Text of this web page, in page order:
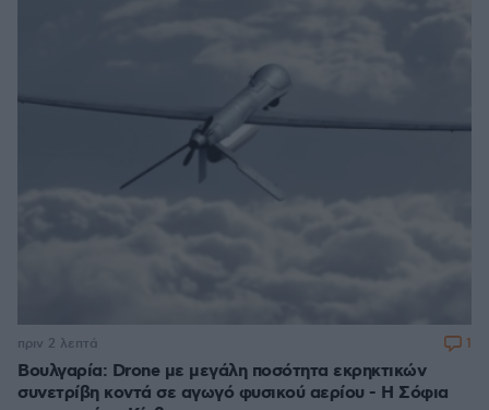
Βουλγαρία: Drone με μεγάλη ποσότητα εκρηκτικών
συνετρίβη κοντά σε αγωγό φυσικού αερίου - Η Σόφια
πριν 2 λεπτά 1